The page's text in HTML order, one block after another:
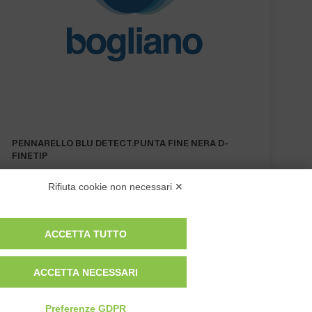
PENNARELLO BLU DETECT.PUNTA FINE NERA D-
FINETIP
Privacy Policy
Rifiuta cookie non necessari ✕
ACCETTA TUTTO
ACCETTA NECESSARI
Preferenze GDPR